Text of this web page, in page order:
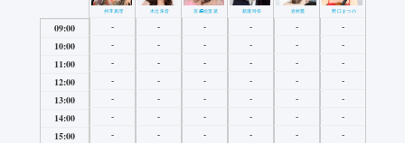
09:00
10:00
11:00
12:00
13:00
14:00
15:00
井澤真理
-
-
-
-
-
-
-
木辻朱音
-
-
-
-
-
-
-
宮﨑絵里菜
-
-
-
-
-
-
-
新濃玲奈
-
-
-
-
-
-
-
岩村愛
-
-
-
-
-
-
-
野口まつの
-
-
-
-
-
-
-